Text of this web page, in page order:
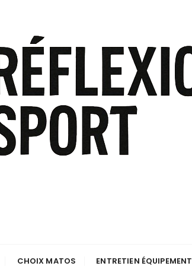
CHOIX MATOS ENTRETIEN ÉQUIPEMENT